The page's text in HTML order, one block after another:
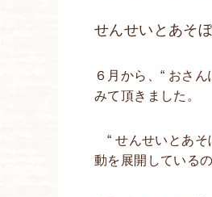
せんせいとあそぼ
６月から、“ おさ
みて頂きました。
“ せんせいとあそ
動を展開している